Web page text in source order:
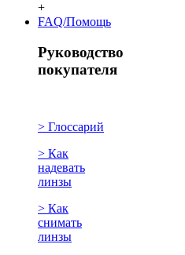
+
FAQ/Помощь
Руководство
покупателя
> Глоссарий
> Как
надевать
линзы
> Как
снимать
линзы